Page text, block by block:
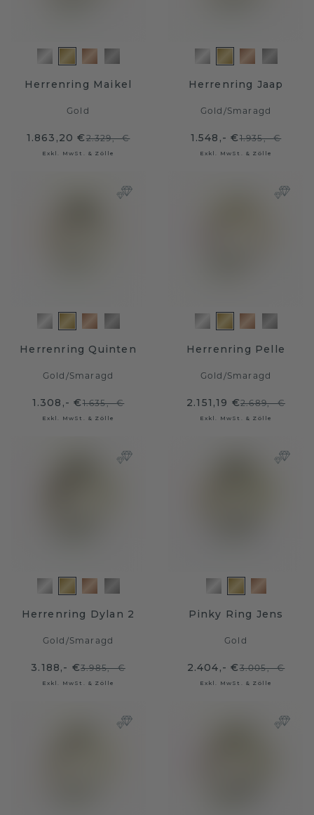
Herrenring Maikel
Gold
1.863,20 €2.329,- €
Exkl. MwSt. & Zölle
Herrenring Jaap
Gold /Smaragd
1.548,- €1.935,- €
Exkl. MwSt. & Zölle
Herrenring Quinten
Gold /Smaragd
1.308,- €1.635,- €
Exkl. MwSt. & Zölle
Herrenring Pelle
Gold /Smaragd
2.151,19 €2.689,- €
Exkl. MwSt. & Zölle
Herrenring Dylan 2
Gold /Smaragd
3.188,- €3.985,- €
Exkl. MwSt. & Zölle
Pinky Ring Jens
Gold
2.404,- €3.005,- €
Exkl. MwSt. & Zölle